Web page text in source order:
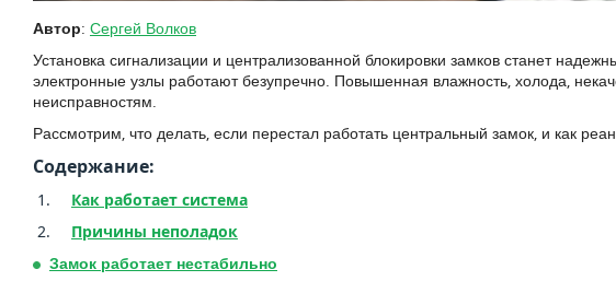
Автор: Сергей Волков
Установка сигнализации и централизованной блокировки замков станет
электронные узлы работают безупречно. Повышенная влажность, холода,
неисправностям.
Рассмотрим, что делать, если перестал работать центральный замок, и как
Содержание:
Как работает система
Причины неполадок
Замок работает нестабильно